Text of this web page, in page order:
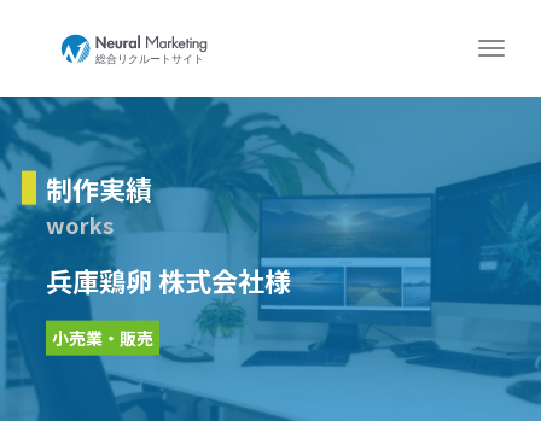
制作実績
works
兵庫鶏卵 株式会社様
小売業・販売